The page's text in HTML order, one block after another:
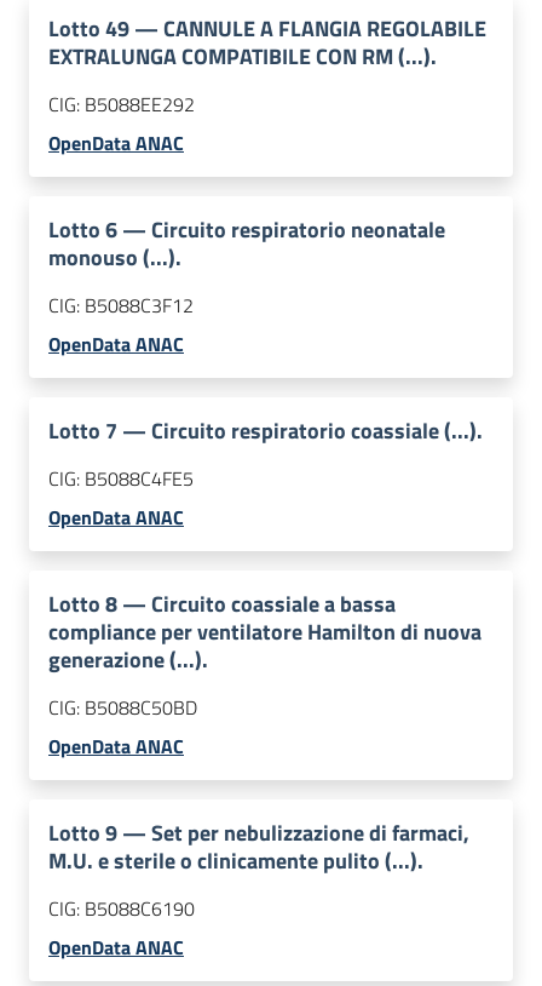
Lotto49—CANNULE A FLANGIA REGOLABILE
EXTRALUNGA COMPATIBILE CON RM (...).
CIG: B5088EE292
OpenData ANAC
Lotto6—Circuito respiratorio neonatale
monouso (...).
CIG: B5088C3F12
OpenData ANAC
Lotto 7 —Circuito respiratorio coassiale (...).
CIG: B5088C4FE5
OpenData ANAC
Lotto8—Circuito coassiale a bassa
compliance per ventilatore Hamilton di nuova
generazione (...).
CIG: B5088C50BD
OpenData ANAC
Lotto9—Set per nebulizzazione di farmaci,
M.U. e sterile o clinicamente pulito (...).
CIG: B5088C6190
OpenData ANAC